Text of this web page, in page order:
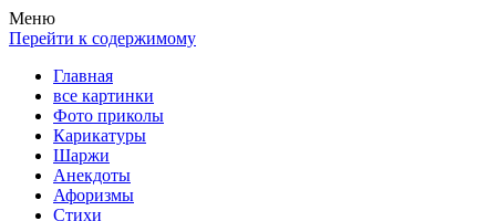
Весела хата — прикольные картинки, смешные истории,
клипы!
Покажем всем ваши фото приколы, карикатуры, шаржи, стихи,
рассказы, видео и песни!
Меню
Перейти к содержимому
Главная
все картинки
Фото приколы
Карикатуры
Шаржи
Анекдоты
Афоризмы
Стихи